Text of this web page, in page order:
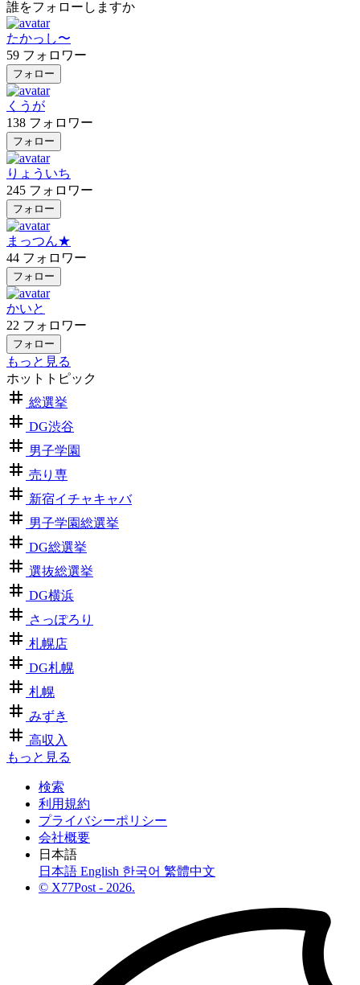
誰をフォローしますか
たかっし〜
59 フォロワー
フォロー
くうが
138 フォロワー
フォロー
りょういち
245 フォロワー
フォロー
まっつん★
44 フォロワー
フォロー
かいと
22 フォロワー
フォロー
もっと見る
ホットトピック
総選挙
DG渋谷
男子学園
売り専
新宿イチャキャバ
男子学園総選挙
DG総選挙
選抜総選挙
DG横浜
さっぽろり
札幌店
DG札幌
札幌
みずき
高収入
もっと見る
検索
利用規約
プライバシーポリシー
会社概要
日本語
日本語 English 한국어 繁體中文
© X77Post - 2026.